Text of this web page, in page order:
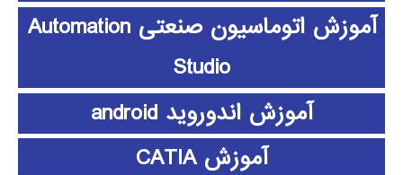
آموزش اتوماسیون صنعتی Automation
Studio
آموزش اندوروید android
آموزش CATIA